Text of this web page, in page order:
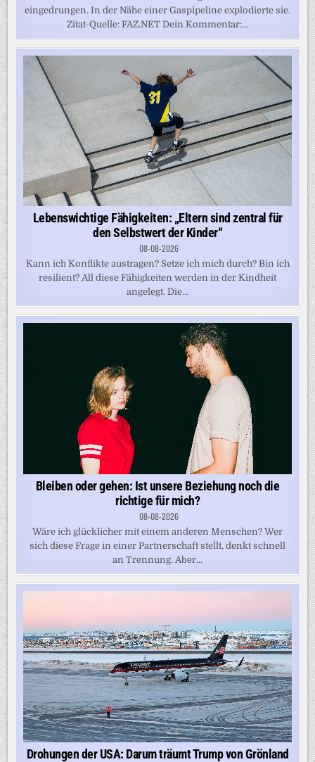
eingedrungen. In der Nähe einer Gaspipeline explodierte sie.
Zitat-Quelle: FAZ.NET Dein Kommentar:...
Lebenswichtige Fähigkeiten: „Eltern sind zentral für
den Selbstwert der Kinder“
08-08-2026
Kann ich Konflikte austragen? Setze ich mich durch? Bin ich
resilient? All diese Fähigkeiten werden in der Kindheit
angelegt. Die...
Bleiben oder gehen: Ist unsere Beziehung noch die
richtige für mich?
08-08-2026
Wäre ich glücklicher mit einem anderen Menschen? Wer
sich diese Frage in einer Partnerschaft stellt, denkt schnell
an Trennung. Aber...
Drohungen der USA: Darum träumt Trump von Grönland